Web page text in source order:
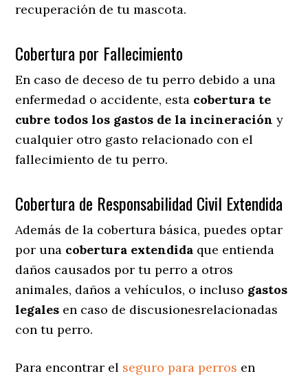
recuperación de tu mascota.
Cobertura por Fallecimiento
En caso de deceso de tu perro debido a una
enfermedad o accidente, esta cobertura te
cubre todos los gastos de la incineración y
cualquier otro gasto relacionado con el
fallecimiento de tu perro.
Cobertura de Responsabilidad Civil Extendida
Además de la cobertura básica, puedes optar
por una cobertura extendida que entienda
daños causados por tu perro a otros
animales, daños a vehículos, o incluso gastos
legales en caso de discusionesrelacionadas
con tu perro.
Para encontrar el seguro para perros en